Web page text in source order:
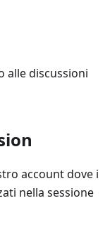
alle discussioni
account dove i
nella sessione